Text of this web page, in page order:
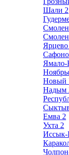
Шали 2
Ярцево
Ямало-
Новый
Надым
Емва 2
Ухта 2
Иссык-